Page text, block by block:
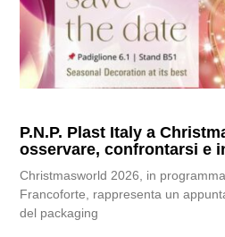
P.N.P. Plast Italy a
osservare, confrontarsi e
Christmasworld 2026, in
Francoforte, rappresenta un
del packaging